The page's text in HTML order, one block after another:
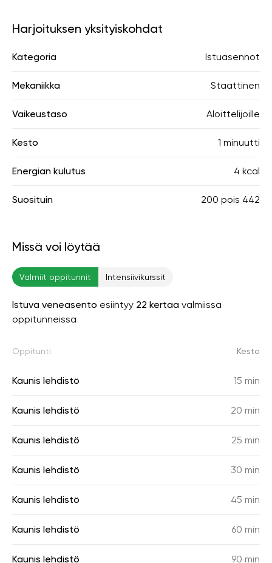
Harjoituksen yksityiskohdat
Kategoria Istuasennot
Mekaniikka Staattinen
Vaikeustaso Aloittelijoille
Kesto 1 minuutti
Energian kulutus 4 kcal
Suosituin 200 pois 442
Missä voi löytää
Valmiit oppitunnit Intensiivikurssit
Istuva veneasento esiintyy 22 kertaa valmiissa
oppitunneissa
Oppitunti Kesto
Kaunis lehdistö 15 min
Kaunis lehdistö 20 min
Kaunis lehdistö 25 min
Kaunis lehdistö 30 min
Kaunis lehdistö 45 min
Kaunis lehdistö 60 min
Kaunis lehdistö 90 min